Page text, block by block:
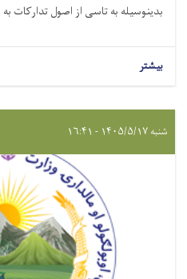
بدینوسیله به تاسی از اصول تدارکات
بیشتر
شنبه ۱۴۰۵/۵/۱۷ - ۱۶:۴۱